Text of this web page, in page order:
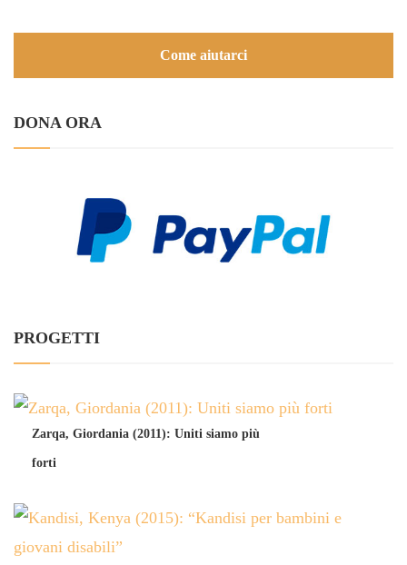
Come aiutarci
DONA ORA
PROGETTI
Zarqa, Giordania (2011): Uniti siamo più
forti